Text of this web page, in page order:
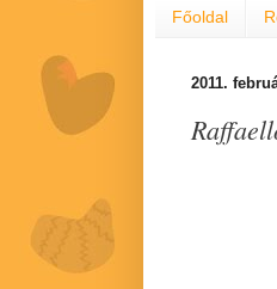
Főoldal
2011.